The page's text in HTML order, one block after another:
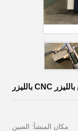
مكان المنشأ: الصين